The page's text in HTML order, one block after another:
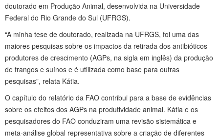
doutorado em Produção Animal, desenvolvida na Universidade
Federal do Rio Grande do Sul (UFRGS).
“A minha tese de doutorado, realizada na UFRGS, foi uma das
maiores pesquisas sobre os impactos da retirada dos antibióticos
produtores de crescimento (AGPs, na sigla em inglês) da produção
de frangos e suínos e é utilizada como base para outras
pesquisas”, relata Kátia.
O capítulo do relatório da FAO contribui para a base de evidências
sobre os efeitos dos AGPs na produtividade animal. Kátia e os
pesquisadores do FAO conduziram uma revisão sistemática e
meta-análise global representativa sobre a criação de diferentes